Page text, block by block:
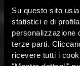
Su questo sito
statistici e di
personalizzazione
terze parti.
ricevere tutti i